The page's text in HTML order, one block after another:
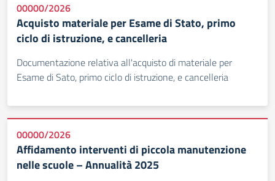
00000/2026
Acquisto materiale per Esame di Stato, primo
ciclo di istruzione, e cancelleria
Documentazione relativa all'acquisto di materiale per
Esame di Sato, primo ciclo di istruzione, e cancelleria
00000/2026
Affidamento interventi di piccola manutenzione
nelle scuole – Annualità 2025